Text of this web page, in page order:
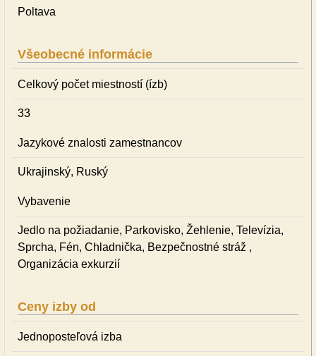
Poltava
Všeobecné informácie
Celkový počet miestností (ízb)
33
Jazykové znalosti zamestnancov
Ukrajinský, Ruský
Vybavenie
Jedlo na požiadanie, Parkovisko, Žehlenie, Televízia,
Sprcha, Fén, Chladnička, Bezpečnostné stráž ,
Organizácia exkurzií
Ceny izby od
Jednoposteľová izba